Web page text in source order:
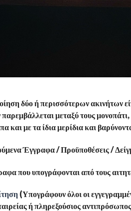
δύο ή περισσότερων ακινήτων
παρεμβάλλεται μεταξύ τους
και με τα ίδια μερίδια και
Έγγραφα / Προϋποθέσεις /
που υπογράφονται από τους
(Υπογράφουν όλοι οι
ή πληρεξούσιος